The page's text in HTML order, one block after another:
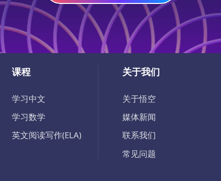
课程
学习中文
学习数学
英文阅读写作(ELA)
关于我们
关于悟空
媒体新闻
联系我们
常见问题